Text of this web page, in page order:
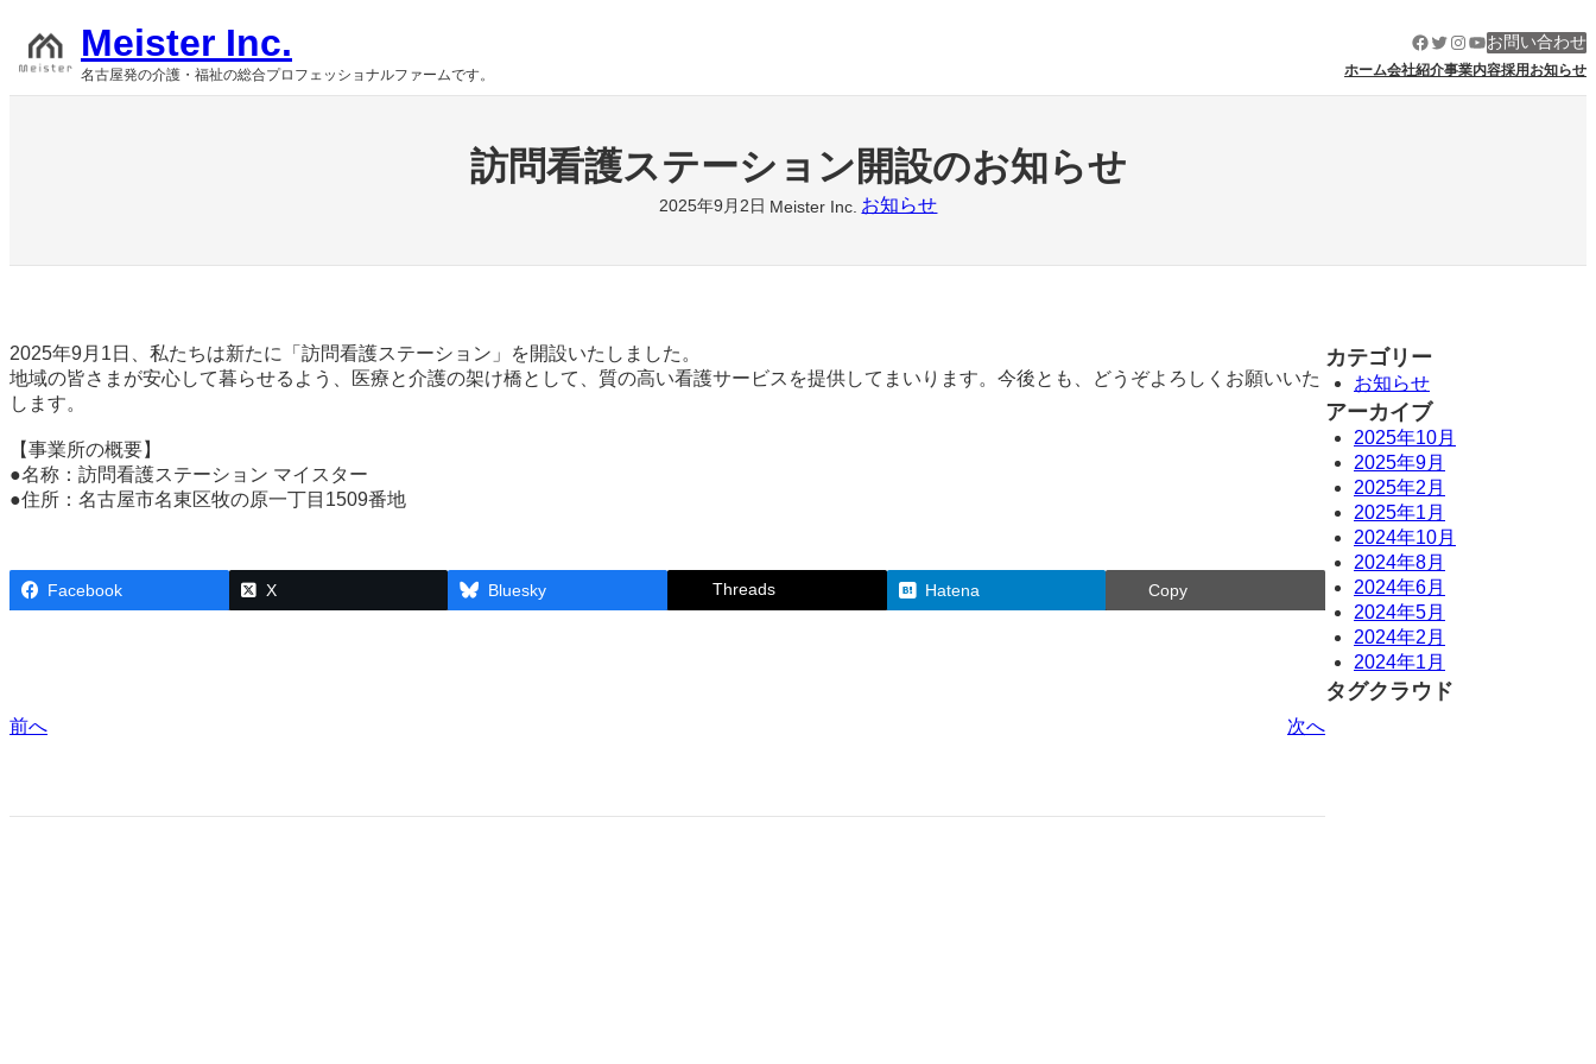
を
ス
Meister Inc.
名古屋発の介護・福祉の総合プロフェッショナルファームです。
Facebook
Twitter
Instagram
YouTube
お問い合わせ
ホーム会社紹介事業内容採用お知らせ
訪問看護ステーション開設のお知らせ
2025年9月2日 Meister Inc. お知らせ
2025年9月1日、私たちは新たに「訪問看護ステーション」を開設いたしました。
地域の皆さまが安心して暮らせるよう、医療と介護の架け橋として、質の高い看護サービスを提供してまいります。今後とも、どうぞよろしくお願いいた
します。
【事業所の概要】
●名称：訪問看護ステーション マイスター
●住所：名古屋市名東区牧の原一丁目1509番地
Facebook X Bluesky Threads Hatena Copy
前へ 次へ
カテゴリー
お知らせ
アーカイブ
2025年10月
2025年9月
2025年2月
2025年1月
2024年10月
2024年8月
2024年6月
2024年5月
2024年2月
2024年1月
タグクラウド